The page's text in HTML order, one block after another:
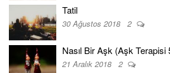
Tatil
30 Ağustos 2018 2
Nasıl Bir Aşk (Aşk Terapisi
21 Aralık 2018 2